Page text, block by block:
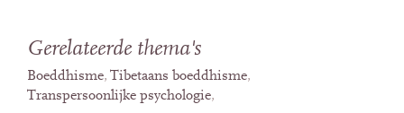
Gerelateerde thema's
Boeddhisme Tibetaans boeddhisme
Transpersoonlijke psychologie